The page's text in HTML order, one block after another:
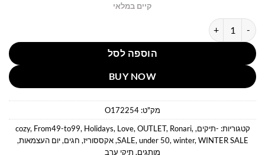
קיים במלאי
כמות של תיק ערב שחור לאב
הוספה לסל
BUY NOW
מק"ט: O172254
קטגוריות: -תיקים,
cozy, From49-to99, Holidays, Love, OUTLET, Ronari,
SALE, under 50, winter, WINTER SALE
,אקססוריז, חגים,יום העצמאות,
מותגים, תיקי ערב